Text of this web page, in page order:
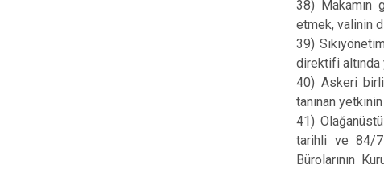
38) Makamın
etmek, valinin
39)
direktifi altında
40) Askeri
tanınan
41)
tarihli ve 84/
Bürolarının